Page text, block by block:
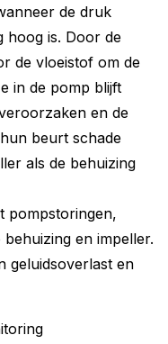
de druk
hoog is. Door de
de vloeistof om de
in de pomp blijft
en de
beurt schade
als de behuizing
pompstoringen,
en impeller.
geluidsoverlast en